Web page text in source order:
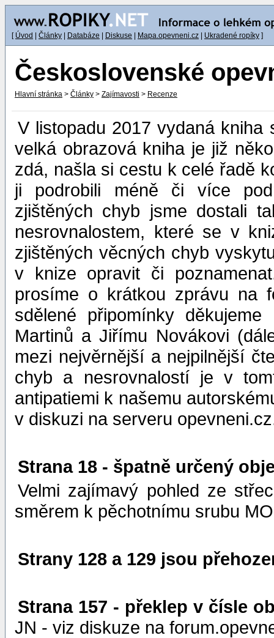
[ Úvod Články Databáze Diskuse Mapa.opevneni.cz Ukradené ropíky ]
Československé
Hlavní stránka > Články > Zajímavosti > Recenze
V listopadu 2017 vydaná
velká obrazová kniha je již
zdá, našla si cestu k celé řadě
ji podrobili méně či více
zjištěných chyb jsme dostali
nesrovnalostem, které se v
zjištěných věcných chyb
v knize opravit či
prosíme o krátkou zprávu na
sdělené připomínky
Martinů a Jiřímu Novákovi
mezi nejvěrnější a nejpilnější
chyb a nesrovnalostí je v
antipatiemi k našemu
v diskuzi na serveru
Strana 18 - špatně určený
Velmi zajímavý pohled ze
směrem k pěchotnímu srubu
Strany 128 a 129 jsou
Strana 157 - překlep v čísle
JN - viz diskuze na